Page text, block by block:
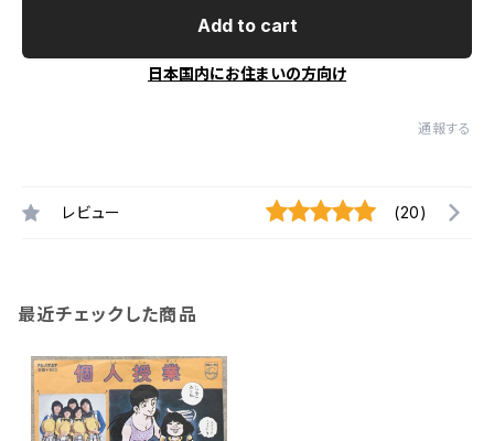
Add to cart
日本国内にお住まいの方向け
通報する
レビュー (20)
最近チェックした商品